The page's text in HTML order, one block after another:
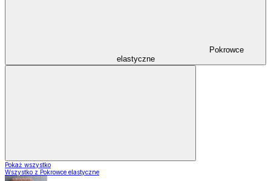
Pokrowce
elastyczne
Pokaż wszystko
Wszystko z Pokrowce elastyczne